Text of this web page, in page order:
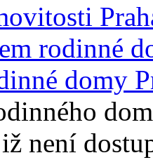
rodinné
domy
není